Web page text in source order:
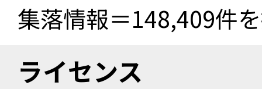
集落情報＝148,409件
ライセンス